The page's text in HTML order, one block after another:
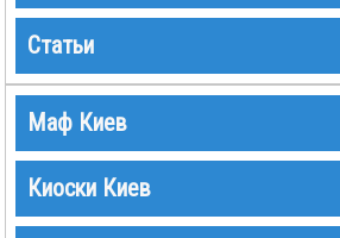
Статьи
Маф Киев
Киоски Киев